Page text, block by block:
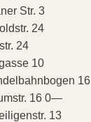
Str. 3
24
24
10
16
16 0—
13